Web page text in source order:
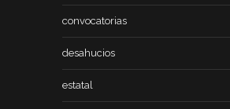
convocatorias
desahucios
estatal